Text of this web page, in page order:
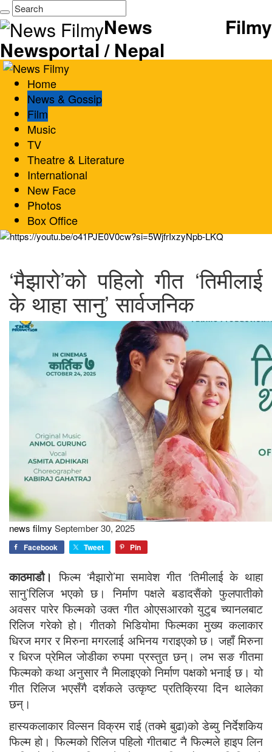
News Filmy
Newsportal / Nepal
Home
News & Gossip
Film
Music
TV
Theatre & Literature
International
New Face
Photos
Box Office
‘मैझारो’को पहिलो गीत ‘तिमीलाई
के थाहा सानु’ सार्वजनिक
news filmy September 30, 2025
Facebook Tweet Pin
काठमाडौ। फिल्म ‘मैझारो’मा समावेश गीत ‘तिमीलाई के थाहा
सानु’रिलिज भएको छ। निर्माण पक्षले बडादसैंको फुलपातीको
अवसर पारेर फिल्मको उक्त गीत ओएसआरको युटुब च्यानलबाट
रिलिज गरेको हो। गीतको भिडियोमा फिल्मका मुख्य कलाकार
धिरज मगर र मिरुना मगरलाई अभिनय गराइएको छ। जहाँ मिरुना
र धिरज प्रेमिल जोडीका रुपमा प्रस्तुत छन्। लभ सङ गीतमा
फिल्मको कथा अनुसार नै मिलाइएको निर्माण पक्षको भनाई छ। यो
गीत रिलिज भएसँगै दर्शकले उत्कृष्ट प्रतिक्रिया दिन थालेका
छन्।
हास्यकलाकार विल्सन विक्रम राई (तक्मे बुढा)को डेब्यु निर्देशकिय
फिल्म हो। फिल्मको रिलिज पहिलो गीतबाट नै फिल्मले हाइप लिन